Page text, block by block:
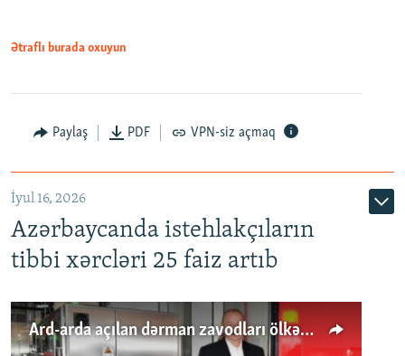
Ətraflı burada oxuyun
Paylaş PDF VPN-siz açmaq
İyul 16, 2026
Azərbaycanda istehlakçıların
tibbi xərcləri 25 faiz artıb
Ard-arda açılan dərman zavodları ölkənin tələbatını ödəyirmi?